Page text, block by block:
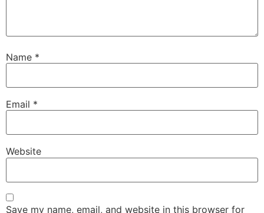
Name *
Email *
Website
Save my name, email, and website in this browser for